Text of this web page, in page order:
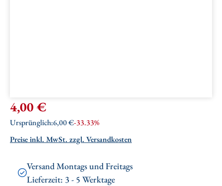
Verkaufspreis:
4,00 €
Ursprünglich:
Regulärer Preis:6,00 €-33.33%
Preise inkl. MwSt. zzgl. Versandkosten
Versand Montags und Freitags
Lieferzeit: 3 - 5 Werktage